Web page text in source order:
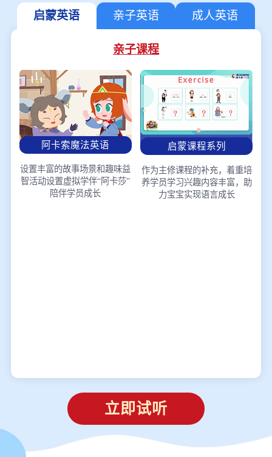
启蒙英语 亲子英语 成人英语
亲子课程
阿卡索魔法英语
设置丰富的故事场景和趣味益
智活动设置虚拟学伴“阿卡莎”
陪伴学员成长
启蒙课程系列
作为主修课程的补充，着重培
养学员学习兴趣内容丰富，助
力宝宝实现语言成长
立即试听